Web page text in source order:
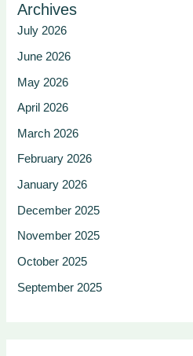
Archives
July 2026
June 2026
May 2026
April 2026
March 2026
February 2026
January 2026
December 2025
November 2025
October 2025
September 2025